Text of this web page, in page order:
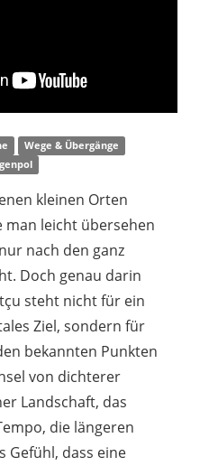
Wege & Übergänge
kleinen Orten
man leicht übersehen
nach den ganz
Doch genau darin
steht nicht für ein
Ziel, sondern für
bekannten Punkten
von dichterer
Landschaft, das
die längeren
Gefühl, dass eine